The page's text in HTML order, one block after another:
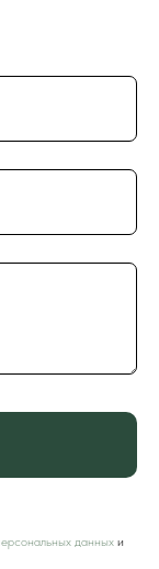
данныхи